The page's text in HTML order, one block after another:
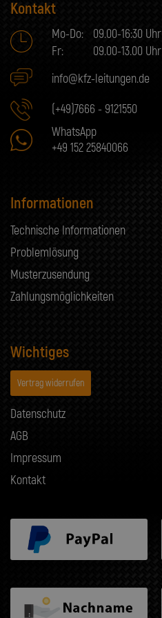
Kontakt
Mo-Do:
09.00-16:30 Uhr
Fr:
09.00-13.00 Uhr
info@kfz-leitungen.de
(+49)7666 - 9121550
WhatsApp
+49 152 25840066
Informationen
Technische Informationen
Problemlösung
Musterzusendung
Zahlungsmöglichkeiten
Wichtiges
Vertrag widerrufen
Datenschutz
AGB
Impressum
Kontakt